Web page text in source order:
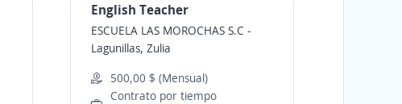
English Teacher
ESCUELA LAS MOROCHAS S.C -
Lagunillas, Zulia
500,00 $ (Mensual)
Contrato por tiempo